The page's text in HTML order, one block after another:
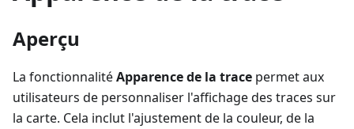
Aperçu
La fonctionnalitéApparence de la trace permet aux
utilisateurs de personnaliser l'affichage des traces sur
la carte. Cela inclut l'ajustement de la couleur, de la